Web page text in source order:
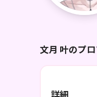
文月 叶のプ